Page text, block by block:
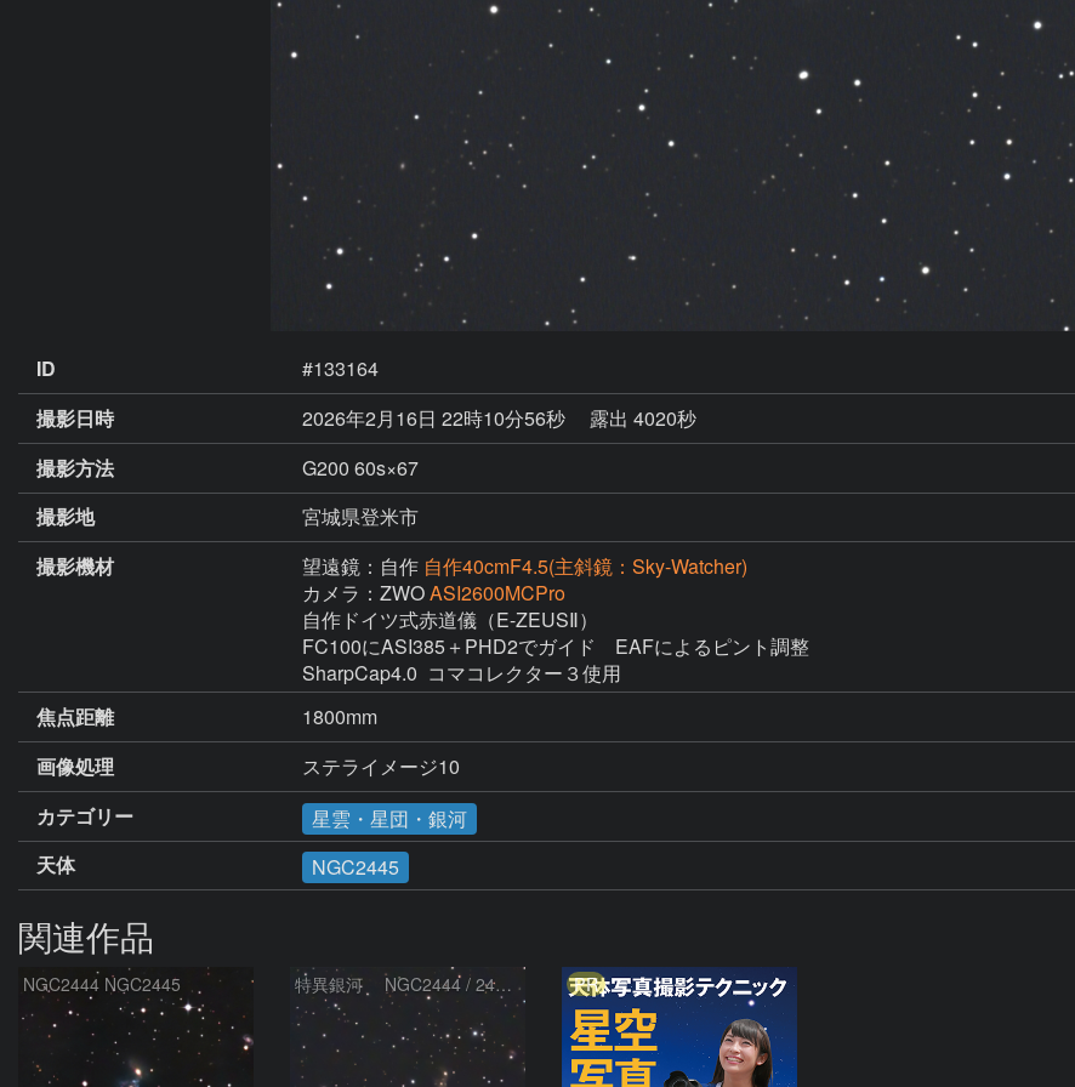
ID
#133164
撮影日時
2026年2月16日 22時10分56秒
露出 4020秒
撮影方法
G200 60s×67
撮影地
宮城県登米市
撮影機材
望遠鏡：自作 自作40cmF4.5(主斜鏡：Sky-Watcher)
カメラ：ZWOASI2600MCPro
自作ドイツ式赤道儀（E-ZEUSⅡ）
FC100にASI385＋PHD2でガイド　EAFによるピント調整
SharpCap4.0  コマコレクター３使用
焦点距離
1800mm
画像処理
ステライメージ10
カテゴリー
星雲・星団・銀河
天体
NGC2445
関連作品
NGC2444 NGC2445 特異銀河 NGC2444 / 2445 ( Arp 143 ) PR